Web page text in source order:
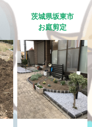
茨城県坂東市
お庭剪定